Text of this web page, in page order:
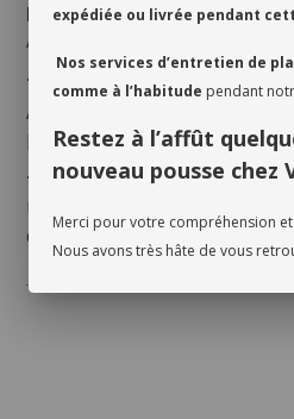
Humidité
Apprécie une humidité
Température
Aime la chaleur. Éviter le froid
pas exposer à des
Terreau
Utiliser un terreau bien
drainage.
expédiée ou livrée pendant
Nos services d’entretien de
comme à l’habitude pendant
Restez à l’affût
nouveau pousse chez
Merci pour votre compréhension
Nous avons très hâte de vous